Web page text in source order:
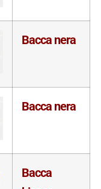
Bacca nera
Bacca nera
Bacca